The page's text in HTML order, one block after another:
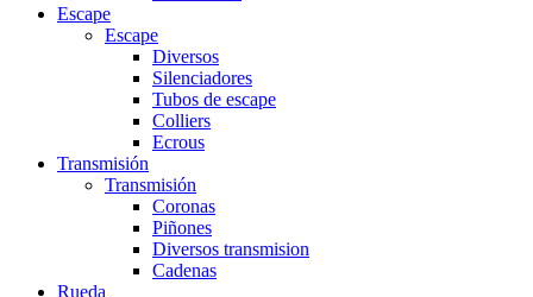
Escape
Escape
Diversos
Silenciadores
Tubos de escape
Colliers
Ecrous
Transmisión
Transmisión
Coronas
Piñones
Diversos transmision
Cadenas
Rueda